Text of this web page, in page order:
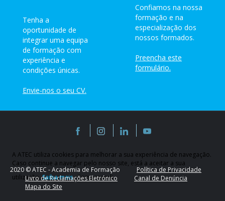
Tenha a
oportunidade de
integrar uma equipa
de formação com
experiência e
condições únicas.
Envie-nos o seu CV.
Confiamos na nossa
formação e na
especialização dos
nossos formados.
Preencha este
formulário.
A ATEC utiliza cookies para melhorar a sua experiência de navegação.
Caso continue a navegar pelo nosso site, está a aceitar a sua
utilização. Saiba mais Compreendi
2020 © ATEC - Academia de Formação
Política de Privacidade
Livro de Reclamações Eletrónico
Canal de Denúncia
Mapa do Site